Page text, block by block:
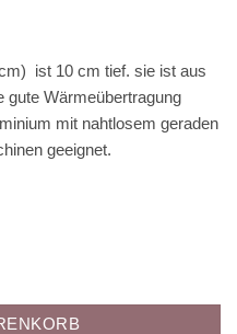
ist 10 cm tief. sie ist aus
gute Wärmeübertragung
mit nahtlosem geraden
geeignet.